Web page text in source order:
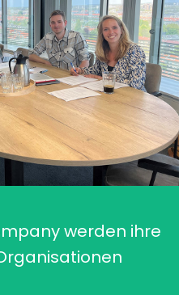
werden ihre